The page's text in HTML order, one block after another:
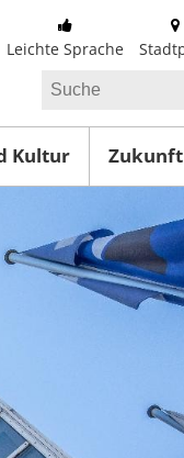
Leichte Sprache
Kultur